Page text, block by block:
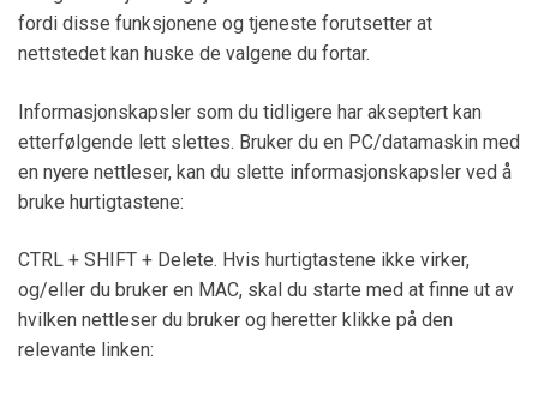
fordi disse funksjonene og tjeneste forutsetter at
nettstedet kan huske de valgene du fortar.
Informasjonskapsler som du tidligere har akseptert kan
etterfølgende lett slettes. Bruker du en PC/datamaskin med
en nyere nettleser, kan du slette informasjonskapsler ved å
bruke hurtigtastene:
CTRL + SHIFT + Delete. Hvis hurtigtastene ikke virker,
og/eller du bruker en MAC, skal du starte med at finne ut av
hvilken nettleser du bruker og heretter klikke på den
relevante linken: